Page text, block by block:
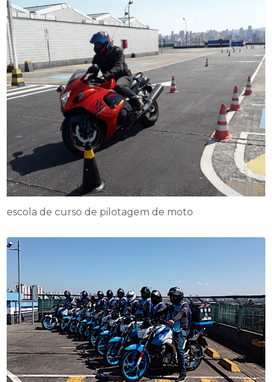
escola de curso de pilotagem de moto